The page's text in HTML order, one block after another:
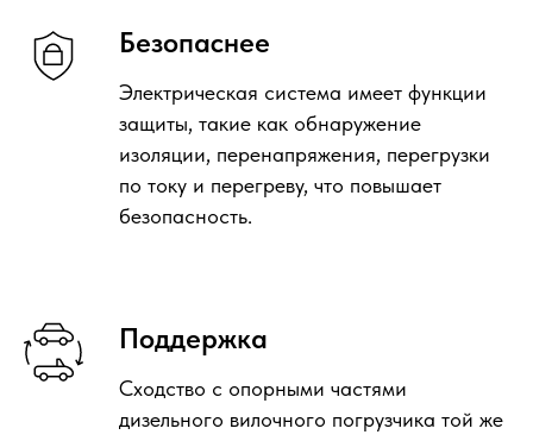
Безопаснее
Электрическая система имеет функции
защиты, такие как обнаружение
изоляции, перенапряжения, перегрузки
по току и перегреву, что повышает
безопасность.
Поддержка
Сходство с опорными частями
дизельного вилочного погрузчика той же